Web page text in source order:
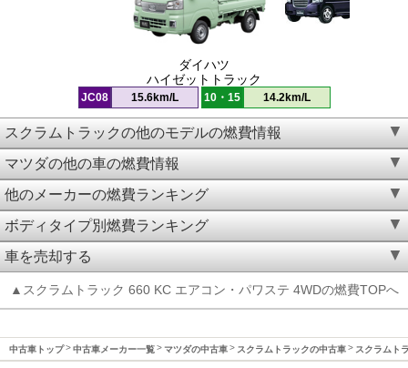
ダイハツ
ハイゼットトラック
JC08 15.6km/L 10・15 14.2km/L
スクラムトラックの他のモデルの燃費情報
マツダの他の車の燃費情報
他のメーカーの燃費ランキング
ボディタイプ別燃費ランキング
車を売却する
▲スクラムトラック 660 KC エアコン・パワステ 4WDの燃費TOPへ
中古車トップ 中古車メーカー一覧 マツダの中古車 スクラムトラックの中古車 スクラムト